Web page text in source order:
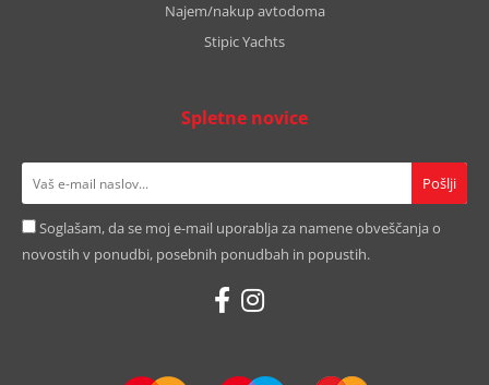
Najem/nakup avtodoma
Stipic Yachts
Spletne novice
Soglašam, da se moj e-mail uporablja za namene obveščanja o
novostih v ponudbi, posebnih ponudbah in popustih.